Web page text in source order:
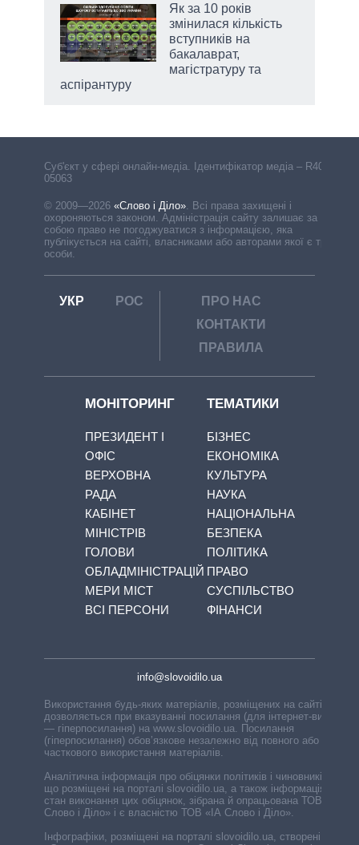
Як за 10 років
змінилася кількість
вступників на
бакалаврат,
магістратуру та
аспірантуру
Cуб'єкт у сфері онлайн-медіа. Ідентифікатор медіа – R40-
05063
© 2009—2026 «Слово і Діло»
Всі права захищені і
охороняються законом. Адміністрація сайту залишає за
собою право не погоджуватися з інформацією, яка
публікується на сайті, власниками або авторами якої є треті
особи.
УКР РОС
ПРО НАС
КОНТАКТИ
ПРАВИЛА
МОНІТОРИНГ
ПРЕЗИДЕНТ І
ОФІС
ВЕРХОВНА
РАДА
КАБІНЕТ
МІНІСТРІВ
ГОЛОВИ
ОБЛАДМІНІСТРАЦІЙ
МЕРИ МІСТ
ВСІ ПЕРСОНИ
ТЕМАТИКИ
БІЗНЕС
ЕКОНОМІКА
КУЛЬТУРА
НАУКА
НАЦІОНАЛЬНА
БЕЗПЕКА
ПОЛІТИКА
ПРАВО
СУСПІЛЬСТВО
ФІНАНСИ
info@slovoidilo.ua
Використання будь-яких матеріалів, розміщених на сайті,
дозволяється при вказуванні посилання (для інтернет-видань
— гіперпосилання) на www.slovoidilo.ua. Посилання
(гіперпосилання) обов’язкове незалежно від повного або
часткового використання матеріалів.
Аналітична інформація про обіцянки політиків і чиновників,
що розміщені на порталі slovoidilo.ua, а також інформація про
стан виконання цих обіцянок, зібрана й опрацьована ТОВ «ІА
Слово і Діло» і є власністю ТОВ «ІА Слово і Діло».
Інфографіки, розміщені на порталі slovoidilo.ua, створені ГО